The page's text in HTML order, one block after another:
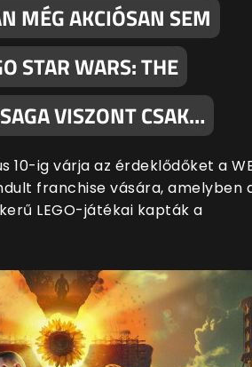
MÉG AKCIÓSAN SEM
STAR WARS: THE
VISZONT CSAK…
10-ig várja az érdeklődőket a
franchise vására, amelyben
LEGO-játékai kapták a